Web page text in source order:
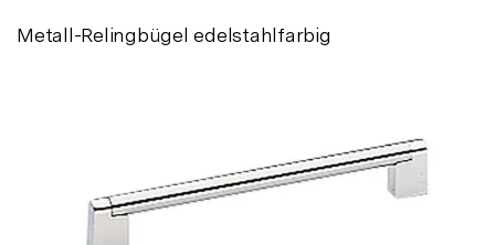
Metall-Relingbügel edelstahlfarbig